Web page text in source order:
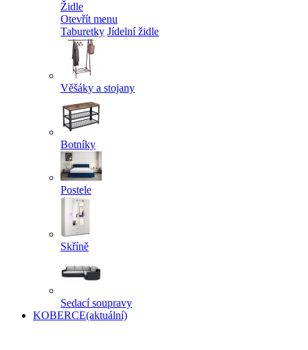
Židle
Otevřít menu
Taburetky Jídelní židle
Věšáky a stojany
Botníky
Postele
Skříně
Sedací soupravy
KOBERCE(aktuální)